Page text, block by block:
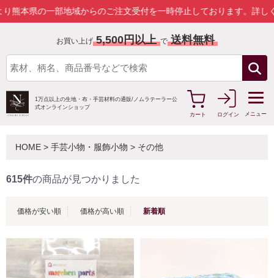
域からのご注文受付を一時停止しております。詳しくはこちら
お買い上げ 5,500円以上 で 送料無料
1万点以上の生地・布・手芸材料の通販/ ノムラテーラー公
式オンラインショップ
カート
ログイン メニュー
HOME > 手芸小物・服飾小物 > その他
615件の商品が見つかりました
価格が安い順 価格が高い順 新着順